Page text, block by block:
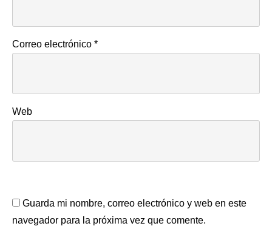
Correo electrónico *
Web
Guarda mi nombre, correo electrónico y web en este
navegador para la próxima vez que comente.